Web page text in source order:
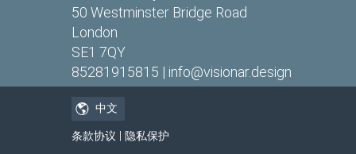
50 Westminster Bridge Road
London
SE1 7QY
85281915815 | info@visionar.design
中文
条款协议 隐私保护